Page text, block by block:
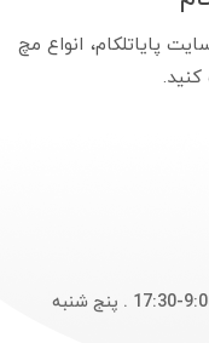
پایاتلکام، انواع مچ
پاسخگوی شما هستیم : شنبه تا چهارشنبه 9:00-17:30 . پنج شنبه